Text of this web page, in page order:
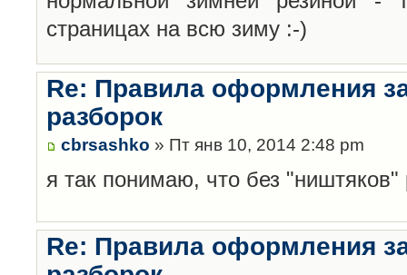
страницах на всю зиму :-)
Re: Правила оформления
разборок
cbrsashko » Пт янв 10, 2014 2:48 pm
я так понимаю, что без "ништяков"
Re: Правила оформления